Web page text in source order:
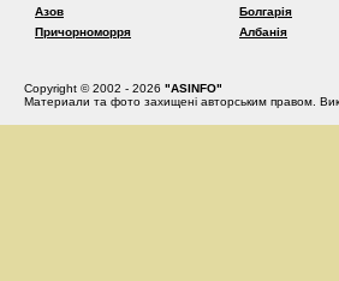
Азов
Причорноморря
Болгарія
Албанія
Copyright © 2002 - 2026 "ASINFO"
Материали та фото захищені авторським правом.